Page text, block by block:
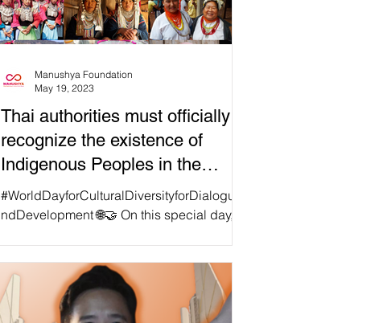
Thai authorities must officially
recognize the existence of
Indigenous Peoples in the
country!
#WorldDayforCulturalDiversityforDialoguea
ndDevelopment 🌐🤝 On this special day,
Manushya Foundation
May 19, 2023